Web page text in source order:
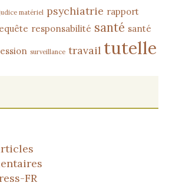
matériel psychiatrie rapport
responsabilité santé santé
surveillance travail tutelle
FR